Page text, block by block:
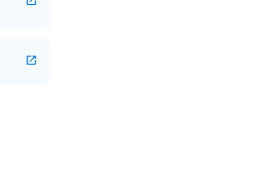
open_in_new